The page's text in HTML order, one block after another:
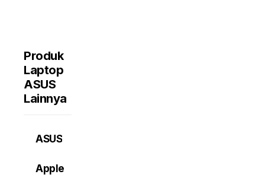
Produk
Laptop
ASUS
Lainnya
ASUS
Apple